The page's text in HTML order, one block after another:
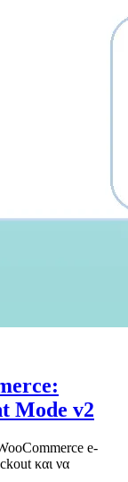
Mode v2
e-
και να